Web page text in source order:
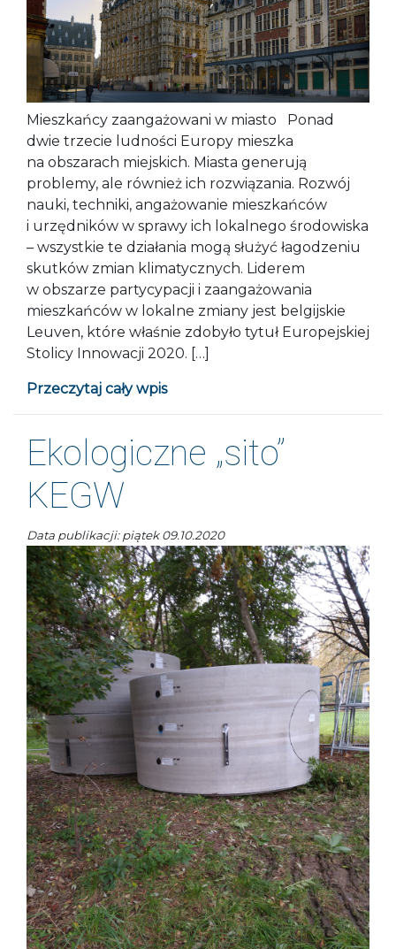
Mieszkańcy zaangażowani w miasto Ponad
dwie trzecie ludności Europy mieszka
na obszarach miejskich. Miasta generują
problemy, ale również ich rozwiązania. Rozwój
nauki, techniki, angażowanie mieszkańców
i urzędników w sprawy ich lokalnego środowiska
– wszystkie te działania mogą służyć łagodzeniu
skutków zmian klimatycznych. Liderem
w obszarze partycypacji i zaangażowania
mieszkańców w lokalne zmiany jest belgijskie
Leuven, które właśnie zdobyło tytuł Europejskiej
Stolicy Innowacji 2020. […]
Przeczytaj cały wpis
Ekologiczne „sito”
KEGW
Data publikacji: piątek 09.10.2020